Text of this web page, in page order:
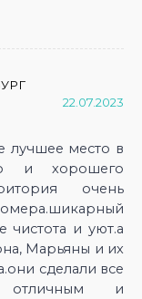
22.07.2023
лучшее место в
и хорошего
очень
чистота и уют.а
Марьяны и их
сделали все
и